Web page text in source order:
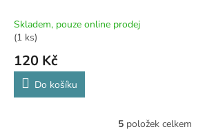
Skladem, pouze online prodej
(1 ks)
120 Kč
Do košíku
O
5položek celkem